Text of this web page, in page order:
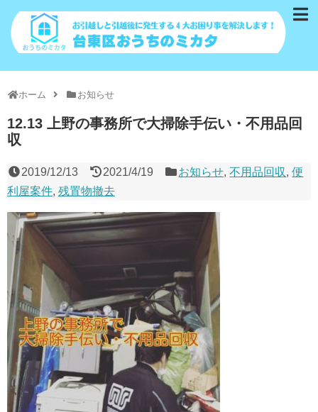
ホーム お知らせ
12.13 上野の事務所で大掃除手伝い・不用品回
収
2019/12/13 2021/4/19 お知らせ,不用品回収,便
利屋案件, 残置物撤去